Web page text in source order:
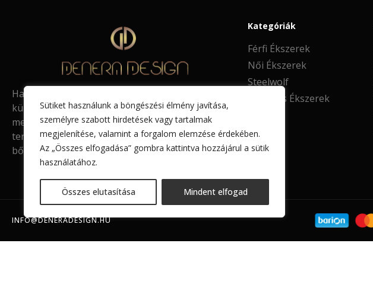
Sütiket használunk a böngészési élmény javítása,
személyre szabott hirdetések vagy tartalmak
megjelenítése, valamint a forgalom elemzése érdekében.
Az „Összes elfogadása” gombra kattintva hozzájárul a sütik
használatához.
Összes elutasítása Mindent elfogad
Ha már unja a megszokottat és egyedi,
különleges stílusra vágyik, jó helyen jár! Ismerje
meg Üzletem széles kínálatát, melyben saját
tervezésű és kivitelezésű bőrékszereket,
bőrképeket, bőr fotóalbumokat talál.
Kategóriák
Férfi Ékszerek
Női Ékszerek
Steelwolf
Motoros Ékszerek
INFO@DENERADESIGN.HU